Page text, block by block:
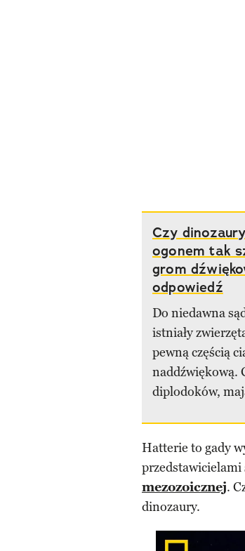
Czy
ogonem tak
grom
odpowiedź
Do niedawna
istniały
pewną częścią
naddźwiękową.
diplodoków,
Hatterie to gady
przedstawicielami
mezozoicznej.
dinozaury.